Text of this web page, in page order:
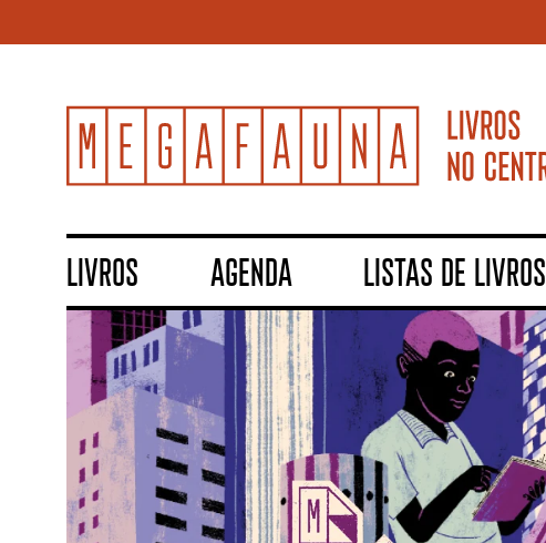
LIVROS AGENDA LISTAS DE LIVROS